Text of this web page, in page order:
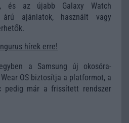
és az újabb Galaxy Watch
árú ajánlatok, használt vagy
hírek erre!
a Samsung új okosóra-
OS biztosítja a platformot, a
pedig már a frissített rendszer